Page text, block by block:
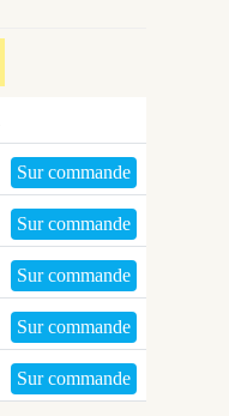
Sur commande
Sur commande
Sur commande
Sur commande
Sur commande